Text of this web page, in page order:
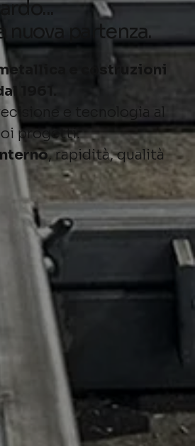
nuova partenza.
e costruzioni
1961.
e tecnologia al
progetti.
, rapidità, qualità